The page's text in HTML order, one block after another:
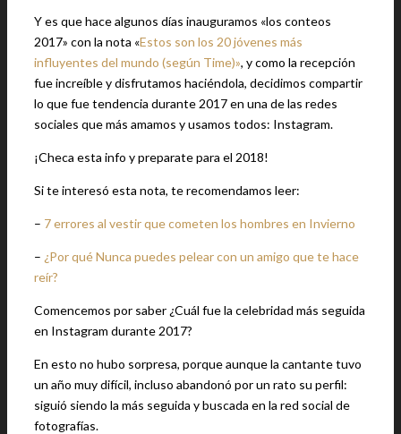
Y es que hace algunos días inauguramos «los conteos
2017» con la nota «Estos son los 20 jóvenes más
influyentes del mundo (según Time)», y como la recepción
fue increíble y disfrutamos haciéndola, decidimos compartir
lo que fue tendencia durante 2017 en una de las redes
sociales que más amamos y usamos todos: Instagram.
¡Checa esta info y preparate para el 2018!
Si te interesó esta nota, te recomendamos leer:
– 7 errores al vestir que cometen los hombres en Invierno
– ¿Por qué Nunca puedes pelear con un amigo que te hace
reír?
Comencemos por saber ¿Cuál fue la celebridad más seguida
en Instagram durante 2017?
En esto no hubo sorpresa, porque aunque la cantante tuvo
un año muy difícil, incluso abandonó por un rato su perfil:
siguió siendo la más seguida y buscada en la red social de
fotografías.